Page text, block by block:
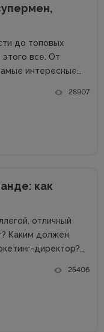
до топовых
все. От
интересные
каждую неделю
28907
как
отличный
Каким должен
директор?
–
Agency,
25406